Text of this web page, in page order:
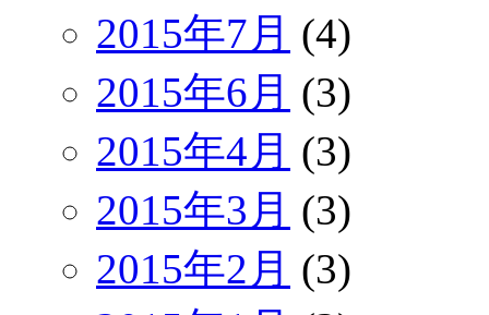
2015年7月 (4)
2015年6月 (3)
2015年4月 (3)
2015年3月 (3)
2015年2月 (3)